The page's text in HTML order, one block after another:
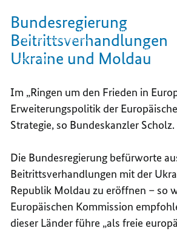
Scholz
Datei herunterladen: https://video.bundesregierung.de//
7604786_h2-master.mp4
Datei herunterladen: https://video.bundesregierung.de//
source.mp4
Ukraine und Moldau
Im „Ringen um den Frieden in
Erweiterungspolitik der
Strategie, so Bundeskanzler Scholz.
Die Bundesregierung befürworte
Beitrittsverhandlungen mit der
Republik Moldau zu eröffnen – so
Europäischen Kommission
dieser Länder führe „als freie